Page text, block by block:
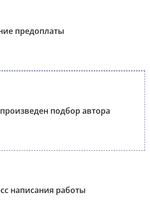
предоплаты
подбор автора
написания работы